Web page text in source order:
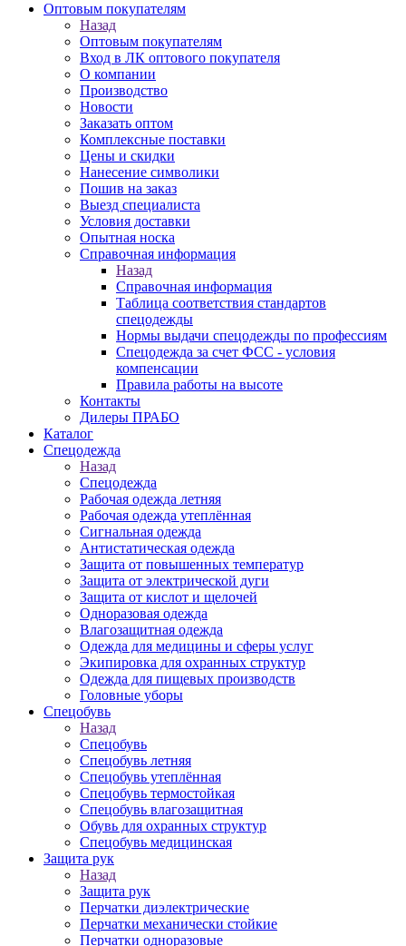
Оптовым покупателям
Назад
Оптовым покупателям
Вход в ЛК оптового покупателя
О компании
Производство
Новости
Заказать оптом
Комплексные поставки
Цены и скидки
Нанесение символики
Пошив на заказ
Выезд специалиста
Условия доставки
Опытная носка
Справочная информация
Назад
Справочная информация
Таблица соответствия стандартов
спецодежды
Нормы выдачи спецодежды по профессиям
Спецодежда за счет ФСС - условия
компенсации
Правила работы на высоте
Контакты
Дилеры ПРАБО
Каталог
Спецодежда
Назад
Спецодежда
Рабочая одежда летняя
Рабочая одежда утеплённая
Сигнальная одежда
Антистатическая одежда
Защита от повышенных температур
Защита от электрической дуги
Защита от кислот и щелочей
Одноразовая одежда
Влагозащитная одежда
Одежда для медицины и сферы услуг
Экипировка для охранных структур
Одежда для пищевых производств
Головные уборы
Спецобувь
Назад
Спецобувь
Спецобувь летняя
Спецобувь утеплённая
Спецобувь термостойкая
Спецобувь влагозащитная
Обувь для охранных структур
Спецобувь медицинская
Защита рук
Назад
Защита рук
Перчатки диэлектрические
Перчатки механически стойкие
Перчатки одноразовые